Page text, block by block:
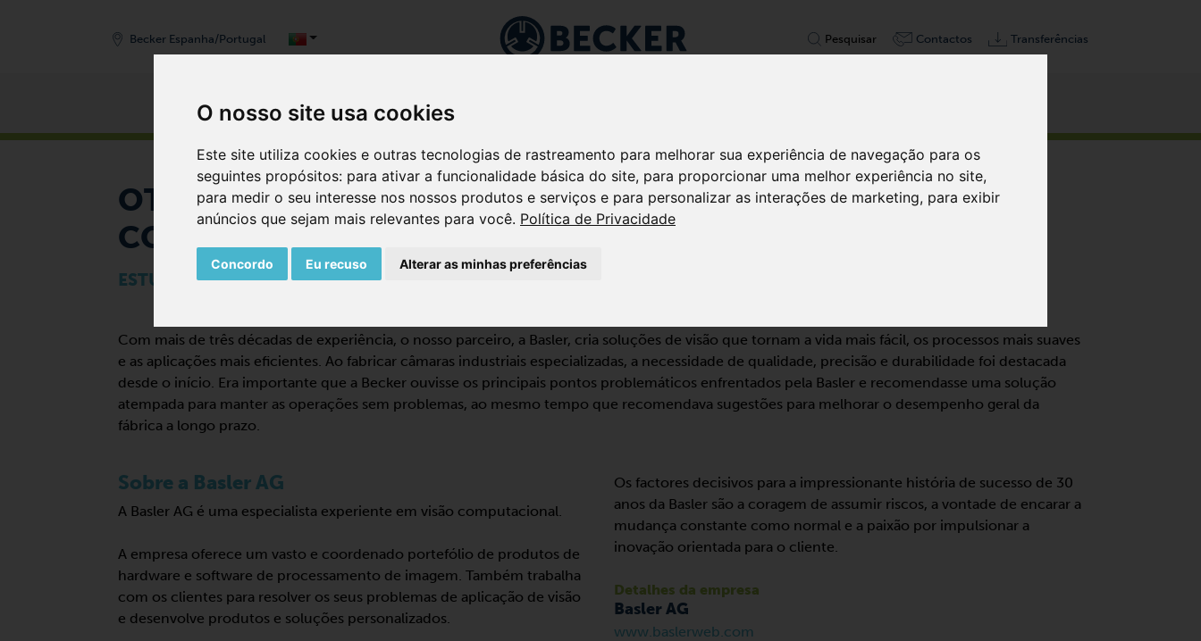
O nosso site usa cookies
Este site utiliza cookies e outras tecnologias de rastreamento para melhorar sua experiência de navegação para os
seguintes propósitos: para ativar a funcionalidade básica do site, para proporcionar uma melhor experiência no site,
para medir o seu interesse nos nossos produtos e serviços e para personalizar as interações de marketing, para exibir
anúncios que sejam mais relevantes para você. Política de Privacidade
Concordo Eu recuso Alterar as minhas preferências
Becker Espanha/Portugal Pesquisar Contactos Transferências
OTIMIZAÇÃO DA BASLER AG
COM UM SOPRADOR DE CANAL LATERAL BECKER
ESTUDO DE CASO:
Com mais de três décadas de experiência, o nosso parceiro, a Basler, cria soluções de visão que tornam a vida mais fácil, os processos mais suaves
e as aplicações mais eficientes. Ao fabricar câmaras industriais especializadas, a necessidade de qualidade, precisão e durabilidade foi destacada
desde o início. Era importante que a Becker ouvisse os principais pontos problemáticos enfrentados pela Basler e recomendasse uma solução
atempada para manter as operações sem problemas, ao mesmo tempo que recomendava sugestões para melhorar o desempenho geral da
fábrica a longo prazo.
Sobre a Basler AG
A Basler AG é uma especialista experiente em visão computacional.
A empresa oferece um vasto e coordenado portefólio de produtos de
hardware e software de processamento de imagem. Também trabalha
com os clientes para resolver os seus problemas de aplicação de visão
e desenvolve produtos e soluções personalizados.
Os factores decisivos para a impressionante história de sucesso de 30
anos da Basler são a coragem de assumir riscos, a vontade de encarar a
mudança constante como normal e a paixão por impulsionar a
inovação orientada para o cliente.
Detalhes da empresa
Basler AG
www.baslerweb.com